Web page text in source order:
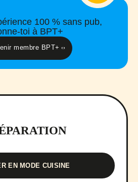
100 % sans pub,
toi à BPT+
membre BPT+
EN MODE CUISINE